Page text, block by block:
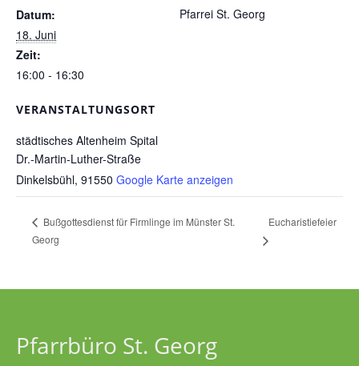
Datum:
18. Juni
Zeit:
16:00 - 16:30
VERANSTALTUNGSORT
städtisches Altenheim Spital
Dr.-Martin-Luther-Straße
Dinkelsbühl, 91550 Google Karte anzeigen
Pfarrei St. Georg
Bußgottesdienst für Firmlinge im Münster St.
Georg
Eucharistiefeier
Pfarrbüro St. Georg